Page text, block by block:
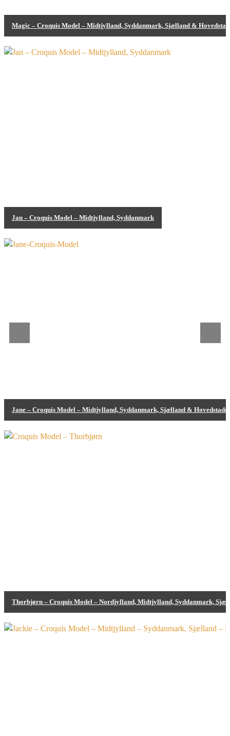
Bodypainting
Magic – Croquis Model – Midtjylland, Syddanmark, Sjælland &
Croquis Model
Jan – Croquis Model – Midtjylland, Syddanmark
Bodypainting
Jane – Croquis Model – Midtjylland, Syddanmark, Sjælland &
Bodypainting
Thorbjørn – Croquis Model – Nordjylland, Midtjylland, Syddanmark,